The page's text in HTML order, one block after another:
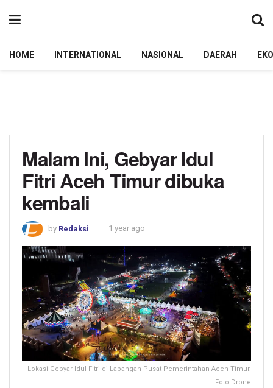
HOME INTERNATIONAL NASIONAL DAERAH
Malam Ini, Gebyar Idul
Fitri Aceh Timur dibuka
kembali
by Redaksi 1 year ago
Lokasi Gebyar Idul Fitri di Lapangan Pusat Pemerintahan Aceh Timur.
Foto Drone